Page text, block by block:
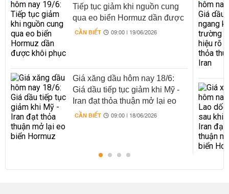
Tiếp tục giảm khi nguồn cung
qua eo biển Hormuz dần được
khôi phục
CẦN BIẾT 09:00 | 19/06/2026
Giá xăng dầu hôm nay 18/6:
Giá dầu tiếp tục giảm khi Mỹ -
Iran đạt thỏa thuận mở lại eo
biển Hormuz
CẦN BIẾT 09:00 | 18/06/2026